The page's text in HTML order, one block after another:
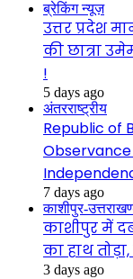
ब्रेकिंग न्यूज़
उत्तर प्रदेश
की छात्रा
!
5 days ago
अंतरराष्ट्रीय
Republic of
Observance
7 days ago
काशीपुर-
काशीपुर में
का हाथ
3 days ago